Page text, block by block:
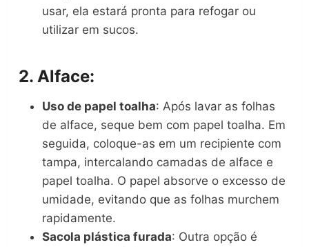
usar, ela estará pronta para refogar ou
utilizar em sucos.
2.Alface:
Uso de papel toalha: Após lavar as folhas
de alface, seque bem com papel toalha. Em
seguida, coloque-as em um recipiente com
tampa, intercalando camadas de alface e
papel toalha. O papel absorve o excesso de
umidade, evitando que as folhas murchem
rapidamente.
Sacola plástica furada: Outra opção é